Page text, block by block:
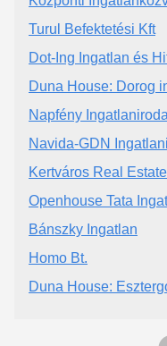
Turul Befektetési Kft
Dot-Ing Ingatlan és
Duna House: Dorog
Napfény
Navida-GDN
Kertváros Real
Openhouse Tata
Bánszky Ingatlan
Homo Bt.
Duna House: